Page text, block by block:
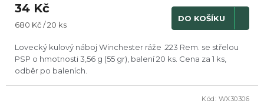
produktu
je
2,0
z
5
hvězdiček.
34 Kč
Měrná
680 Kč / 20 ks
DO KOŠÍKU
Lovecký kulový náboj Winchester ráže .223 Rem. se střelou
PSP o hmotnosti 3,56 g (55 gr), balení 20 ks. Cena za 1 ks,
odběr po baleních.
Kód: WX30306